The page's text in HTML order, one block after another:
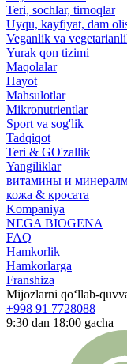
Teri, sochlar, tirnoqlar
Uyqu, kayfiyat, dam
Veganlik va
Yurak qon tizimi
Maqolalar
Hayot
Mahsulotlar
Mikronutrientlar
Sport va sog'lik
Tadqiqot
Teri & GO'zallik
Yangiliklar
витамины и
кожа & кросата
Kompaniya
NEGA BIOGENA
FAQ
Hamkorlik
Hamkorlarga
Franshiza
Mijozlarni qo‘llab-
+998 91 7728088
9:30 dan 18:00 gacha